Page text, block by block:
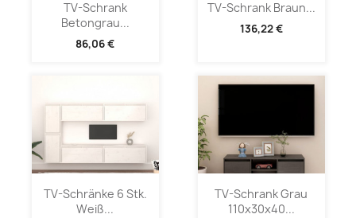
TV-Schrank
Betongrau...
86,06 €
TV-Schrank Braun...
136,22 €
TV-Schränke 6 Stk.
Weiß...
TV-Schrank Grau
110x30x40...